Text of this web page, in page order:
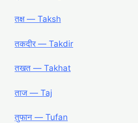
तक्ष ― Taksh
तकदीर ― Takdir
तखत ― Takhat
ताज ― Taj
तुफान ― Tufan